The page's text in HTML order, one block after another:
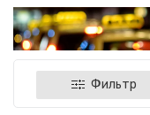
Фильтр